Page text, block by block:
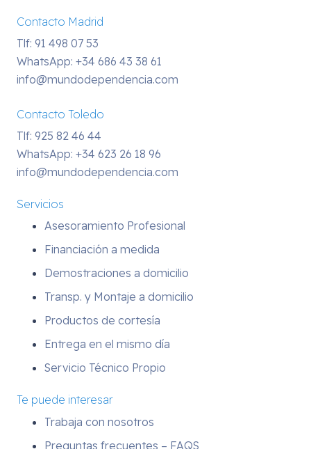
Contacto Madrid
Tlf: 91 498 07 53
WhatsApp: +34 686 43 38 61
info@mundodependencia.com
Contacto Toledo
Tlf: 925 82 46 44
WhatsApp: +34 623 26 18 96
info@mundodependencia.com
Servicios
Asesoramiento Profesional
Financiación a medida
Demostraciones a domicilio
Transp. y Montaje a domicilio
Productos de cortesía
Entrega en el mismo día
Servicio Técnico Propio
Te puede interesar
Trabaja con nosotros
Preguntas frecuentes – FAQS